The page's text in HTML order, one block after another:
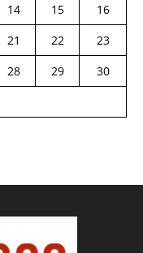
14 15
16
21 22
23
28 29
30